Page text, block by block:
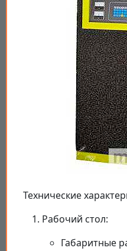
Технические
Рабочий стол:
Габаритные